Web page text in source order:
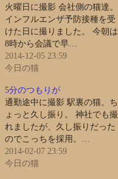
火曜日に撮影 会社側の猫達。
インフルエンザ予防接種を受
けた日に撮りました。 今朝は
8時から会議で早…
2014-12-05 23:59
今日の猫
5分のつもりが
通勤途中に撮影 駅裏の猫。ち
ょっと久し振り。 神社でも撮
れましたが、久し振りだった
のでこっちを採用。…
2014-02-07 23:59
今日の猫